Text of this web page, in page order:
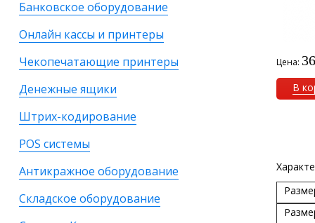
Банковское оборудование
Онлайн кассы и принтеры
Чекопечатающие принтеры
Денежные ящики
Штрих-кодирование
POS системы
Антикражное оборудование
Складское оборудование
Цена:
В